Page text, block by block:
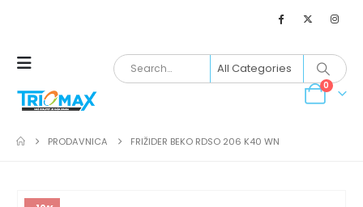
0
PRODAVNICA FRIŽIDER BEKO RDSO 206 K40 WN